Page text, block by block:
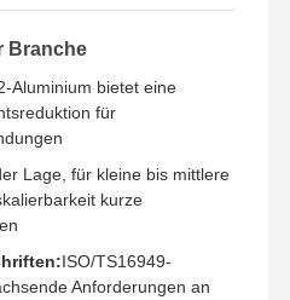
Branche
Aluminium bietet eine
für
Lage, für kleine bis mittlere
kurze
ISO/TS16949-
Anforderungen an